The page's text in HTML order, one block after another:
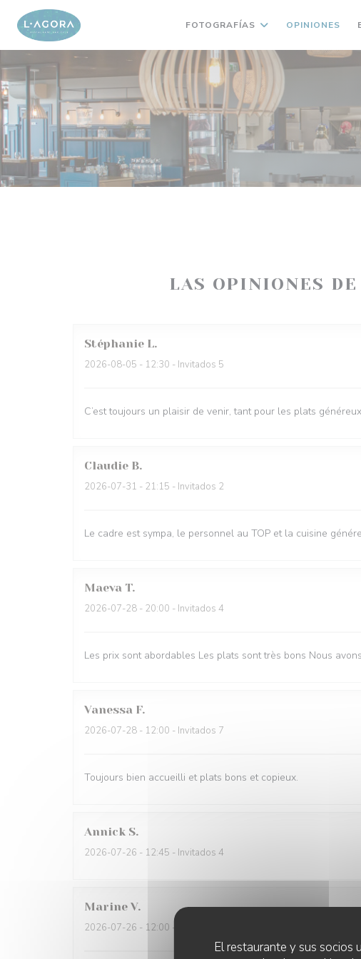
Personalización de sus opciones de cookies
El restaurante y sus socios
FOTOGRAFÍAS OPINIONES
LAS OPINIONES
Stéphanie L
2026-08-05 - 12:30 - Invitados 5
C’est toujours un plaisir de venir, tant pour les plats
Claudie B
2026-07-31 - 21:15 - Invitados 2
Le cadre est sympa, le personnel au TOP et la cuisine
Maeva T
2026-07-28 - 20:00 - Invitados 4
Les prix sont abordables Les plats sont très bons Nous
Vanessa F
2026-07-28 - 12:00 - Invitados 7
Toujours bien accueilli et plats bons et copieux.
Annick S
2026-07-26 - 12:45 - Invitados 4
Marine V
2026-07-26 - 12:00 - Invitados 4